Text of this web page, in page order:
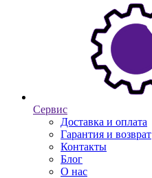
Сервис
Доставка и оплата
Гарантия и возврат
Контакты
Блог
О нас